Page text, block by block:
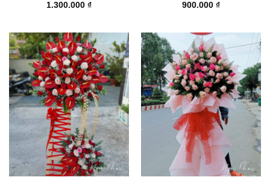
1.300.000 ₫
900.000 ₫